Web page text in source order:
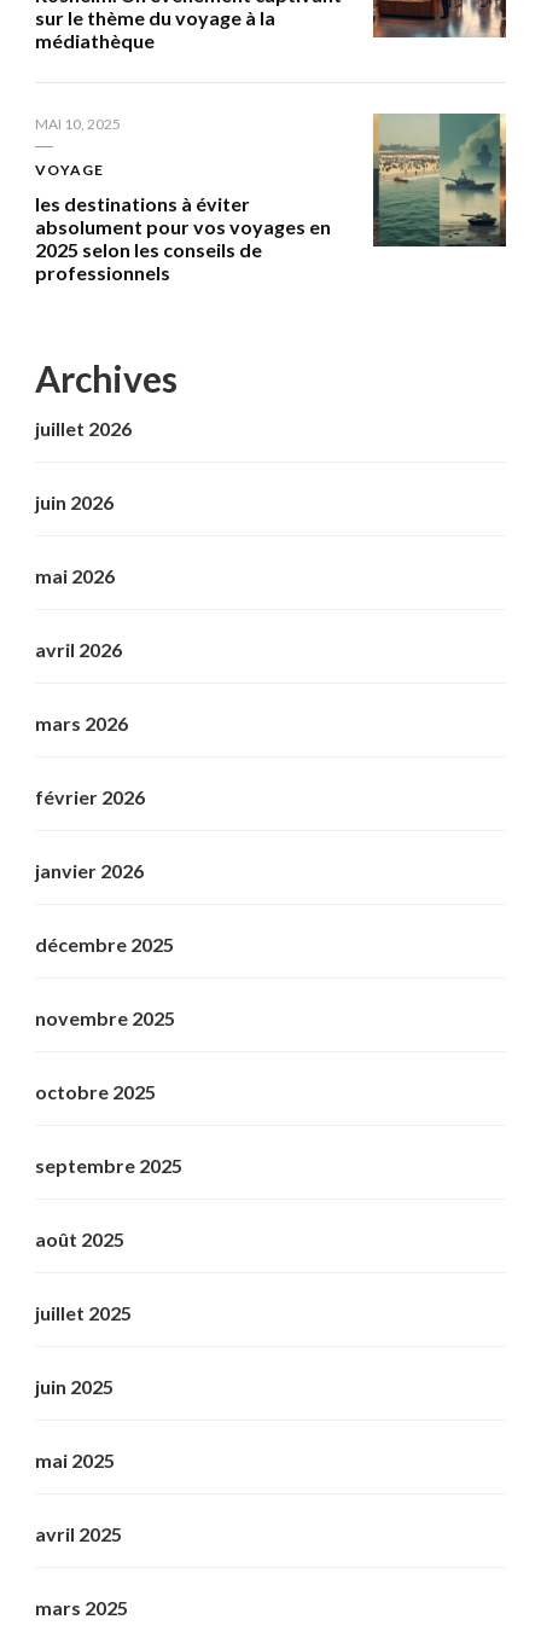
sur le thème du voyage à la
médiathèque
MAI 10, 2025
VOYAGE
les destinations à éviter
absolument pour vos voyages en
2025 selon les conseils de
professionnels
Archives
juillet 2026
juin 2026
mai 2026
avril 2026
mars 2026
février 2026
janvier 2026
décembre 2025
novembre 2025
octobre 2025
septembre 2025
août 2025
juillet 2025
juin 2025
mai 2025
avril 2025
mars 2025